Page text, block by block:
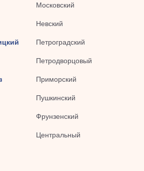
Московский
Невский
Петроградский
Петродворцовый
Приморский
Пушкинский
Фрунзенский
Центральный